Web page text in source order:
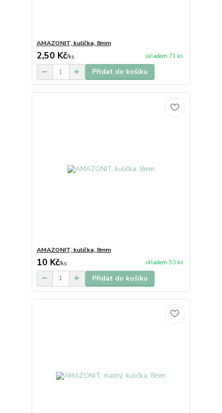
AMAZONIT, kulička, 8mm
2,50 Kč/ks skladem 71 ks
Přidat do košíku
AMAZONIT, kulička, 8mm
10 Kč/ks skladem 53 ks
Přidat do košíku